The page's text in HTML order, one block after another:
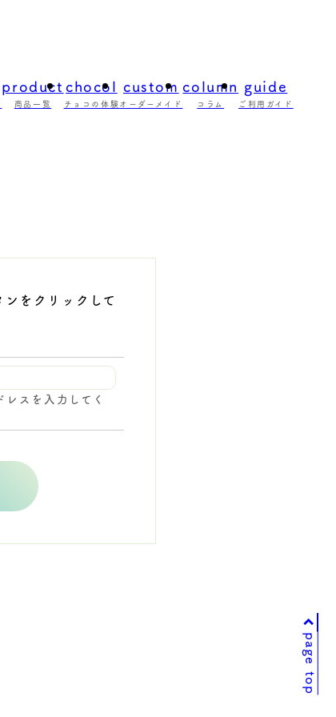
product
商品一覧
chocol
チョコの体験
custom
オーダーメイド
column
コラム
guide
ご利用ガイド
をクリックして
スを入力してく
page top